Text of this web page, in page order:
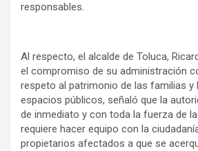
responsables.
Al respecto, el alcalde de Toluca,
el compromiso de su administración
respeto al patrimonio de las familias y
espacios públicos, señaló que la
de inmediato y con toda la fuerza de
requiere hacer equipo con la
propietarios afectados a que se